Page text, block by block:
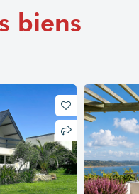
biens